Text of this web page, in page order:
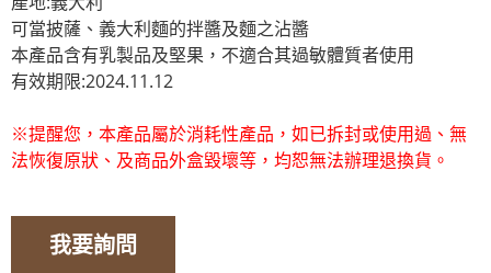
可當披薩、義大利麵的拌醬及麵之沾醬
本產品含有乳製品及堅果，不適合其過敏體質者使用
有效期限:2024.11.12
※提醒您，本產品屬於消耗性產品，如已拆封或使用過、無
法恢復原狀、及商品外盒毀壞等，均恕無法辦理退換貨。
我要詢問